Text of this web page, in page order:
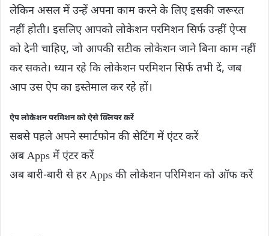
लेकिन असल में उन्हें अपना काम करने के लिए इसकी जरूरत
नहीं होती। इसलिए आपको लोकेशन परमिशन सिर्फ उन्हीं ऐप्स
को देनी चाहिए, जो आपकी सटीक लोकेशन जाने बिना काम नहीं
कर सकते। ध्यान रहे कि लोकेशन परमिशन सिर्फ तभी दें, जब
आप उस ऐप का इस्तेमाल कर रहे हों।
ऐप लोकेशन परमिशन को ऐसे क्ल‍ियर करें
सबसे पहले अपने स्मार्टफोन की सेटिंग में एंटर करें
अब Apps में एंटर करें
अब बारी-बारी से हर Apps की लोकेशन परिमिशन को ऑफ करें